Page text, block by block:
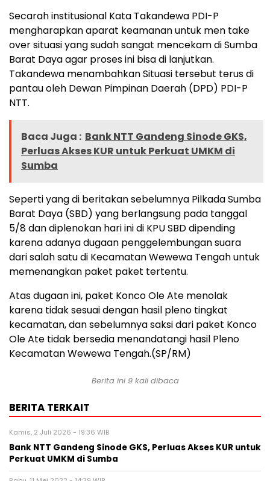
Secarah institusional Kata Takandewa PDI-P
mengharapkan aparat keamanan untuk men take
over situasi yang sudah sangat mencekam di Sumba
Barat Daya agar proses ini bisa di lanjutkan.
Takandewa menambahkan Situasi tersebut terus di
pantau oleh Dewan Pimpinan Daerah (DPD) PDI-P
NTT.
Baca Juga : Bank NTT Gandeng Sinode GKS,
Perluas Akses KUR untuk Perkuat UMKM di
Sumba
Seperti yang di beritakan sebelumnya Pilkada Sumba
Barat Daya (SBD) yang berlangsung pada tanggal
5/8 dan diplenokan hari ini di KPU SBD dipending
karena adanya dugaan penggelembungan suara
dari salah satu di Kecamatan Wewewa Tengah untuk
memenangkan paket paket tertentu.
Atas dugaan ini, paket Konco Ole Ate menolak
karena tidak sesuai dengan hasil pleno tingkat
kecamatan, dan sebelumnya saksi dari paket Konco
Ole Ate tidak bersedia menandatangi hasil Pleno
Kecamatan Wewewa Tengah.(SP/RM)
Berita ini 9 kali dibaca
BERITA TERKAIT
Kamis, 2 Juli 2026 - 19:36 WIB
Bank NTT Gandeng Sinode GKS, Perluas Akses KUR untuk
Perkuat UMKM di Sumba